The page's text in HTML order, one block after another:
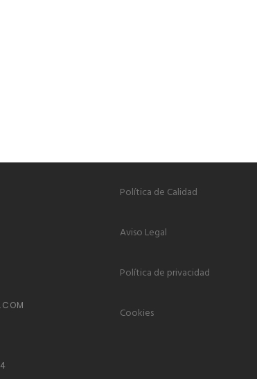
Política de Calidad
Aviso Legal
Política de privacidad
Cookies